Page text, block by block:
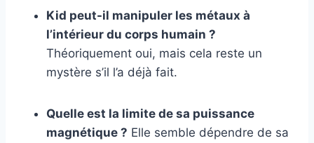
Kid peut-il manipuler les métaux à
l’intérieur du corps humain ?
Théoriquement oui, mais cela reste un
mystère s’il l’a déjà fait.
Quelle est la limite de sa puissance
magnétique ? Elle semble dépendre de sa